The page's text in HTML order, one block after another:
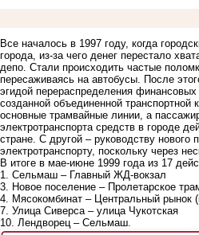
Все началось в 1997 году, когда
города, из-за чего денег перестало
депо. Стали происходить частые
пересаживаясь на автобусы. После
эгидой перераспределения
созданной объединенной
основные трамвайные линии, а
электротранспорта средств в городе
стране. С другой – руководству
электротранспорту, поскольку через
В итоге в мае-июне 1999 года из 17
1. Сельмаш – Главный ЖД-вокзал
3. Новое поселение – Пролетарское
4. Мясокомбинат – Центральный рынок
7. Улица Сиверса – улица Чукотская
10. Лендворец – Сельмаш.